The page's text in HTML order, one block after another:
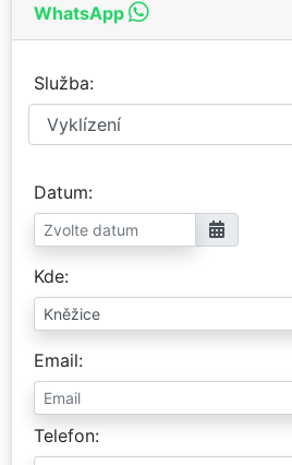
WhatsApp
Služba
Datum
Kde
Email
Telefon